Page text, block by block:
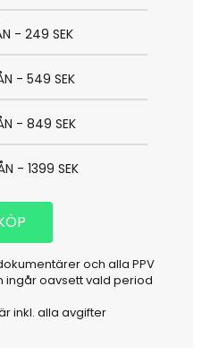
- 249 SEK
- 549 SEK
- 849 SEK
- 1399 SEK
och alla PPV
ingår oavsett vald period
inkl. alla avgifter